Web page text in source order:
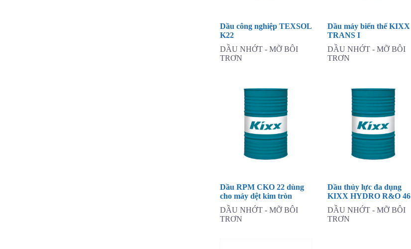
Dầu công nghiệp TEXSOL
K22
DẦU NHỚT - MỠ BÔI
TRƠN
Dầu máy biến thế KIXX
TRANS I
DẦU NHỚT - MỠ BÔI
TRƠN
Dầu RPM CKO 22 dùng
cho máy dệt kim tròn
DẦU NHỚT - MỠ BÔI
TRƠN
Dầu thủy lực đa dụng
KIXX HYDRO R&O 46
DẦU NHỚT - MỠ BÔI
TRƠN